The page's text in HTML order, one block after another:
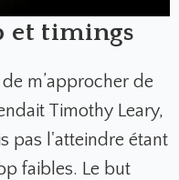
et timings
de m’approcher de
Timothy Leary,
pas l'atteindre étant
faibles. Le but